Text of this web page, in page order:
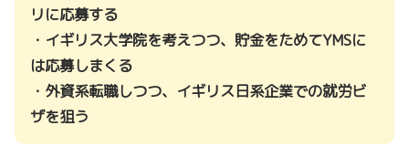
リに応募する
・イギリス大学院を考えつつ、貯金をためてYMSに
は応募しまくる
・外資系転職しつつ、イギリス日系企業での就労ビ
ザを狙う